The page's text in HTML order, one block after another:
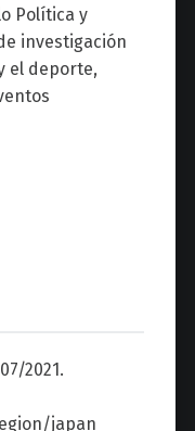
Política y
investigación
el deporte,
2021.
japan